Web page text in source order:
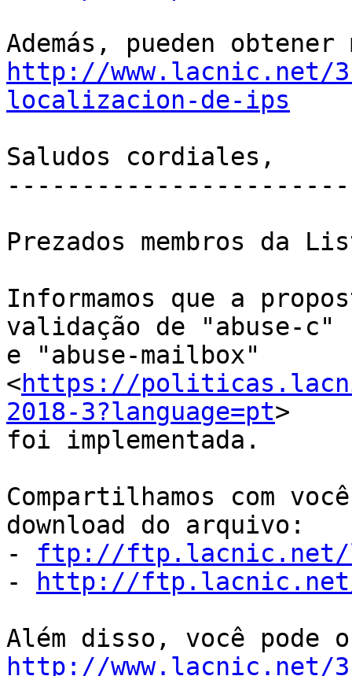
http://www.lacnic.net/
localizacion-de-ips
Saludos cordiales,
-----------------------
Prezados membros da
Informamos que a
validação de "abuse-c"
e "abuse-mailbox"
<https://
2018-3?language=pt>
foi implementada.
Compartilhamos com
download do arquivo:
- ftp://ftp.lacnic.net/
-
http://
http://www.lacnic.net/